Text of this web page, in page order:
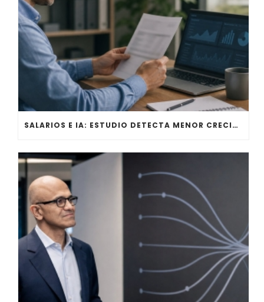
SALARIOS E IA: ESTUDIO DETECTA MENOR CRECIMIENTO EN LOS EMPLEOS MÁS EXPUESTOS